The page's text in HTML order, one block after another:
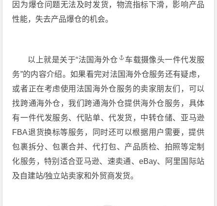
因为爆仓问题无法及时发货，物流指标下滑，影响产品
性能，失去产品爆仓的机会。
以上就是关于“法国海外仓
车载摄像头一件代发服
务”的内容介绍。如果看完对法国海外仓服务还有疑虑，
或者正在考虑使用法国海外仓服务的卖家朋友们，可以
找跨通海外仓，我们跨通海外仓提供海外仓服务，具体
有一件代发服务、代贴单、代发货，中转仓储、亚马逊
FBA退货换标等服务，同时还可以根据用户需要，提供
包裹拆分、包裹合并、代打包、产品质检、拍照等定制
化服务，特别适合亚马逊、速卖通、eBay、阿里国际站
及自建站/独立站卖家和外贸商发货。